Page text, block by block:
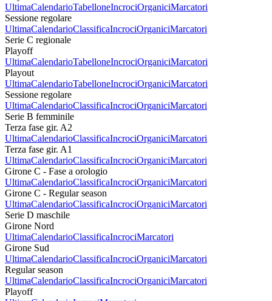
UltimaCalendarioTabelloneIncrociOrganiciMarcatori
Sessione regolare
UltimaCalendarioClassificaIncrociOrganiciMarcatori
Serie C regionale
Playoff
UltimaCalendarioTabelloneIncrociOrganiciMarcatori
Playout
UltimaCalendarioTabelloneIncrociOrganiciMarcatori
Sessione regolare
UltimaCalendarioClassificaIncrociOrganiciMarcatori
Serie B femminile
Terza fase gir. A2
UltimaCalendarioClassificaIncrociOrganiciMarcatori
Terza fase gir. A1
UltimaCalendarioClassificaIncrociOrganiciMarcatori
Girone C - Fase a orologio
UltimaCalendarioClassificaIncrociOrganiciMarcatori
Girone C - Regular season
UltimaCalendarioClassificaIncrociOrganiciMarcatori
Serie D maschile
Girone Nord
UltimaCalendarioClassificaIncrociMarcatori
Girone Sud
UltimaCalendarioClassificaIncrociOrganiciMarcatori
Regular season
UltimaCalendarioClassificaIncrociOrganiciMarcatori
Playoff